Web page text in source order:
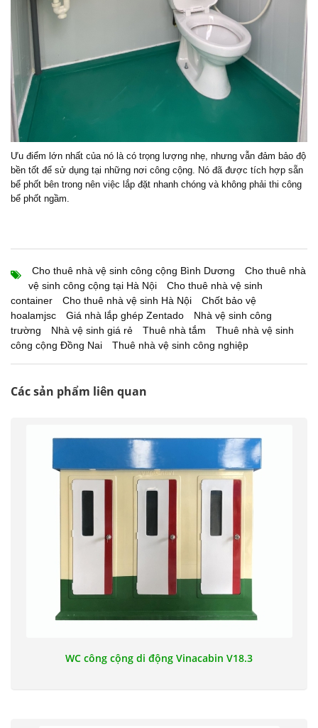
Ưu điểm lớn nhất của nó là có trọng lượng nhẹ, nhưng vẫn đảm bảo độ
bền tốt để sử dụng tại những nơi công cộng. Nó đã được tích hợp sẵn
bể phốt bên trong nên việc lắp đặt nhanh chóng và không phải thi công
bể phốt ngầm.
Cho thuê nhà vệ sinh công cộng Bình Dương
Cho thuê nhà
vệ sinh công cộng tại Hà Nội
Cho thuê nhà vệ sinh
container
Cho thuê nhà vệ sinh Hà Nội
Chốt bảo vệ
hoalamjsc
Giá nhà lắp ghép Zentado
Nhà vệ sinh công
trường
Nhà vệ sinh giá rẻ Thuê nhà tắm
Thuê nhà vệ sinh
công cộng Đồng Nai
Thuê nhà vệ sinh công nghiệp
Các sản phẩm liên quan
WC công cộng di động Vinacabin V18.3